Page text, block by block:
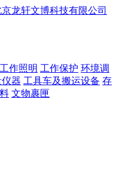
工作照明 工作保护 环境调
器 工具车及搬运设备 存
文物裹匣